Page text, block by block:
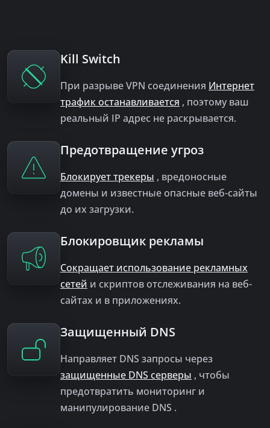
Kill Switch
При разрыве VPN соединения Интернет
трафик останавливается , поэтому ваш
реальный IP адрес не раскрывается.
Предотвращение угроз
Блокирует трекеры , вредоносные
домены и известные опасные веб-сайты
до их загрузки.
Блокировщик рекламы
Сокращает использование рекламных
сетей и скриптов отслеживания на веб-
сайтах и ​​в приложениях.
Защищенный DNS
Направляет DNS запросы через
защищенные DNS серверы , чтобы
предотвратить мониторинг и
манипулирование DNS .